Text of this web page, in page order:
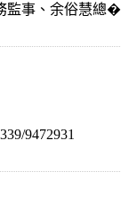
監事、余俗慧總�
9472931